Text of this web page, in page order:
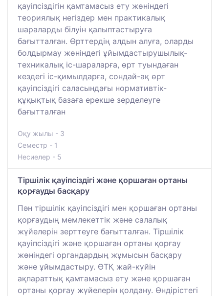
қауіпсіздігін қамтамасыз ету жөніндегі
теориялық негіздер мен практикалық
шараларды білуін қалыптастыруға
бағытталған. Өрттердің алдын алуға, оларды
болдырмау жөніндегі ұйымдастырушылық-
техникалық іс-шараларға, өрт туындаған
кездегі іс-қимылдарға, сондай-ақ өрт
қауіпсіздігі саласындағы нормативтік-
құқықтық базаға ерекше зерделеуге
бағытталған
Оқу жылы - 3
Семестр - 1
Несиелер - 5
Тіршілік қауіпсіздігі және қоршаған ортаны
қорғауды басқару
Пән тіршілік қауіпсіздігі мен қоршаған ортаны
қорғаудың мемлекеттік және салалық
жүйелерін зерттеуге бағытталған. Тіршілік
қауіпсіздігі және қоршаған ортаны қорғау
жөніндегі органдардың жұмысын басқару
және ұйымдастыру. ӨТҚ жай-күйін
ақпараттық қамтамасыз ету және қоршаған
ортаны қорғау жүйелерін қолдану. Өндірістегі